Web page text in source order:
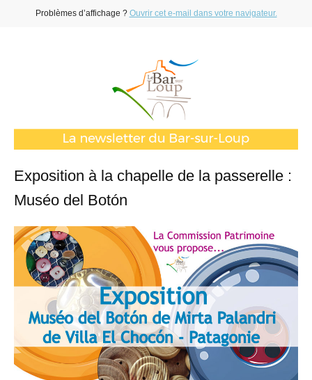
Problèmes d’affichage ? Ouvrir cet e-mail dans votre navigateur.
Exposition à la chapelle de la passerelle :
Muséo del Botón